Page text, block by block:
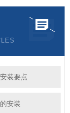
装要点
安装